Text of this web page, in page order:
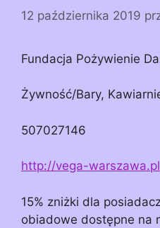
12 października 2019
Fundacja Pożywienie
Żywność/Bary,
507027146
http://vega-
15% zniżki dla
obiadowe dostępne na